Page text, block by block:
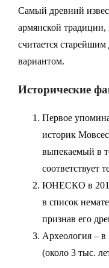
Самый древний
армянской
считается
вариантом.
Исторические
Первое
историк
выпекаемый в
соответствует
ЮНЕСКО в 2014
в список
признав его
Археология –
(около 3 тыс.